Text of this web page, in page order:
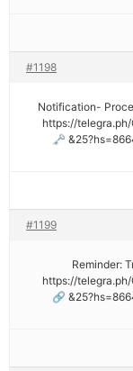
#1198
🗝 Notification-
https://
#1199
🔗
https://